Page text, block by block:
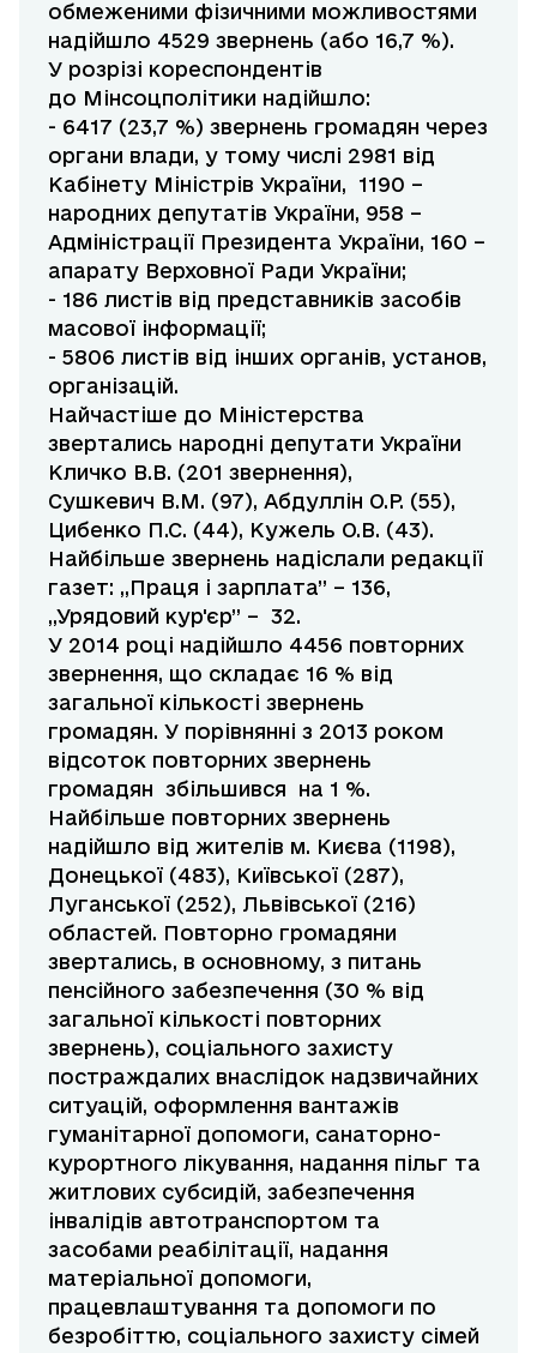
обмеженими фізичними можливостями
надійшло 4529 звернень (або 16,7 %).
У розрізі кореспондентів
до Мінсоцполітики надійшло:
- 6417 (23,7 %) звернень громадян через
органи влади, у тому числі 2981 від
Кабінету Міністрів України, 1190 –
народних депутатів України, 958 –
Адміністрації Президента України, 160 –
апарату Верховної Ради України;
- 186 листів від представників засобів
масової інформації;
- 5806 листів від інших органів, установ,
організацій.
Найчастіше до Міністерства
звертались народні депутати України
Кличко В.В. (201 звернення),
Сушкевич В.М. (97), Абдуллін О.Р. (55),
Цибенко П.С. (44), Кужель О.В. (43).
Найбільше звернень надіслали редакції
газет: „Праця і зарплата” – 136,
„Урядовий кур'єр” – 32.
У 2014 році надійшло 4456 повторних
звернення, що складає 16 % від
загальної кількості звернень
громадян. У порівнянні з 2013 роком
відсоток повторних звернень
громадян збільшився на 1 %.
Найбільше повторних звернень
надійшло від жителів м. Києва (1198),
Донецької (483), Київської (287),
Луганської (252), Львівської (216)
областей. Повторно громадяни
звертались, в основному, з питань
пенсійного забезпечення (30 % від
загальної кількості повторних
звернень), соціального захисту
постраждалих внаслідок надзвичайних
ситуацій, оформлення вантажів
гуманітарної допомоги, санаторно-
курортного лікування, надання пільг та
житлових субсидій, забезпечення
інвалідів автотранспортом та
засобами реабілітації, надання
матеріальної допомоги,
працевлаштування та допомоги по
безробіттю, соціального захисту сімей